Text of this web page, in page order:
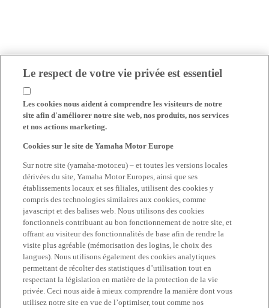
Le respect de votre vie privée est essentiel
Les cookies nous aident à comprendre les visiteurs de notre
site afin d'améliorer notre site web, nos produits, nos services
et nos actions marketing.
Cookies sur le site de Yamaha Motor Europe
Sur notre site (yamaha-motor.eu) – et toutes les versions locales
dérivées du site, Yamaha Motor Europes, ainsi que ses
établissements locaux et ses filiales, utilisent des cookies y
compris des technologies similaires aux cookies, comme
javascript et des balises web. Nous utilisons des cookies
fonctionnels contribuant au bon fonctionnement de notre site, et
offrant au visiteur des fonctionnalités de base afin de rendre la
visite plus agréable (mémorisation des logins, le choix des
langues). Nous utilisons également des cookies analytiques
permettant de récolter des statistiques d’utilisation tout en
respectant la législation en matière de la protection de la vie
privée. Ceci nous aide à mieux comprendre la manière dont vous
utilisez notre site en vue de l’optimiser, tout comme nos